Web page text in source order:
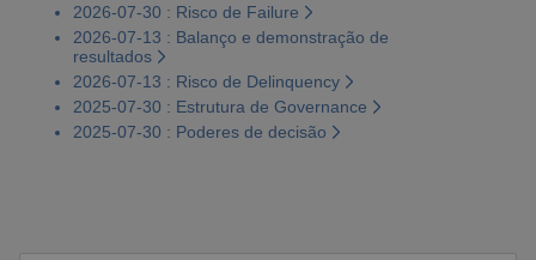
2026-07-30 : Risco de Failure
2026-07-13 : Balanço e demonstração de
resultados
2026-07-13 : Risco de Delinquency
2025-07-30 : Estrutura de Governance
2025-07-30 : Poderes de decisão